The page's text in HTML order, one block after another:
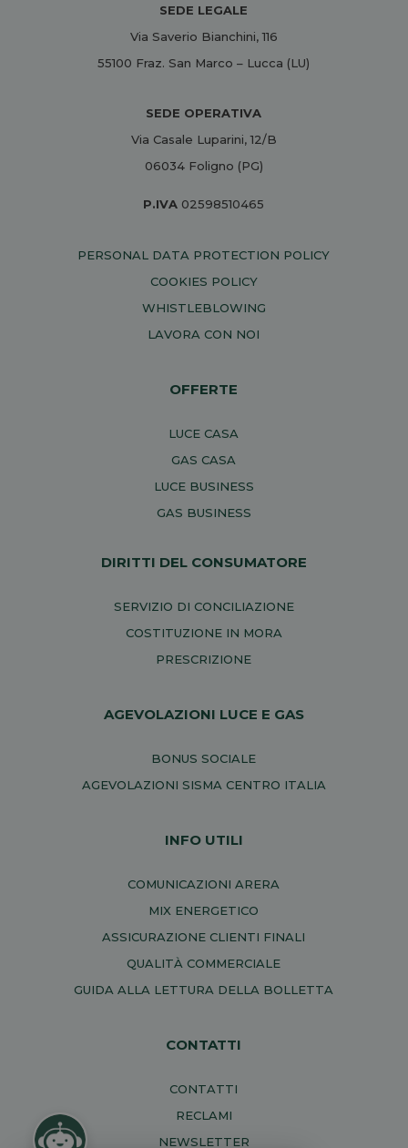
SEDE LEGALE
Via Saverio Bianchini, 116
55100 Fraz. San Marco – Lucca (LU)
SEDE OPERATIVA
Via Casale Luparini, 12/B
06034 Foligno (PG)
P.IVA 02598510465
PERSONAL DATA PROTECTION POLICY
COOKIES POLICY
WHISTLEBLOWING
LAVORA CON NOI
OFFERTE
LUCE CASA
GAS CASA
LUCE BUSINESS
GAS BUSINESS
DIRITTI DEL CONSUMATORE
SERVIZIO DI CONCILIAZIONE
COSTITUZIONE IN MORA
PRESCRIZIONE
AGEVOLAZIONI LUCE E GAS
BONUS SOCIALE
AGEVOLAZIONI SISMA CENTRO ITALIA
INFO UTILI
COMUNICAZIONI ARERA
MIX ENERGETICO
ASSICURAZIONE CLIENTI FINALI
QUALITÀ COMMERCIALE
GUIDA ALLA LETTURA DELLA BOLLETTA
CONTATTI
CONTATTI
RECLAMI
NEWSLETTER